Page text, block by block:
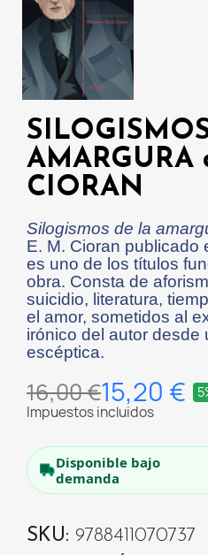
AMARGURA
CIORAN
Silogismos de la
E. M. Cioran publicado
es uno de los títulos
obra. Consta de
suicidio, literatura,
el amor, sometidos al
irónico del autor desde
escéptica.
16,00 €15,20 €
Impuestos incluidos
Disponible bajo
demanda
SKU
9788411070737